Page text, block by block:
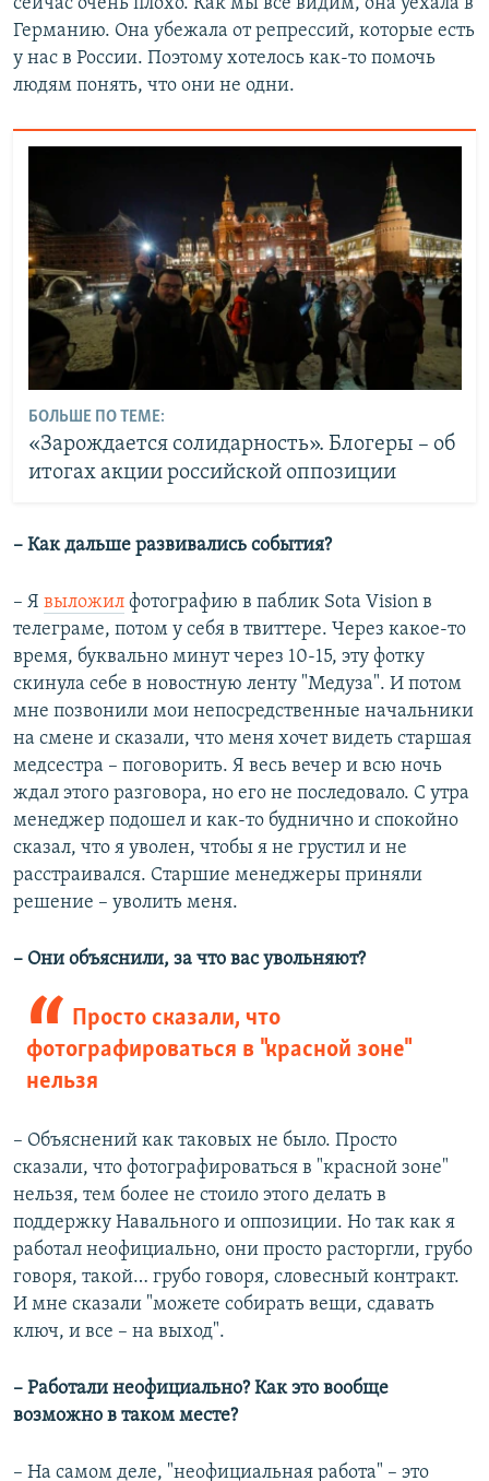
Германию. Она убежала от репрессий, которые есть
у нас в России. Поэтому хотелось как-то помочь
людям понять, что они не одни.
БОЛЬШЕ ПО ТЕМЕ:
«Зарождается солидарность». Блогеры – об
итогах акции российской оппозиции
– Как дальше развивались события?
– Я выложил фотографию в паблик Sota Vision в
телеграме, потом у себя в твиттере. Через какое-то
время, буквально минут через 10-15, эту фотку
скинула себе в новостную ленту "Медуза". И потом
мне позвонили мои непосредственные начальники
на смене и сказали, что меня хочет видеть старшая
медсестра – поговорить. Я весь вечер и всю ночь
ждал этого разговора, но его не последовало. С утра
менеджер подошел и как-то буднично и спокойно
сказал, что я уволен, чтобы я не грустил и не
расстраивался. Старшие менеджеры приняли
решение – уволить меня.
– Они объяснили, за что вас увольняют?
Просто сказали, что
фотографироваться в "красной зоне"
нельзя
– Объяснений как таковых не было. Просто
сказали, что фотографироваться в "красной зоне"
нельзя, тем более не стоило этого делать в
поддержку Навального и оппозиции. Но так как я
работал неофициально, они просто расторгли, грубо
говоря, такой… грубо говоря, словесный контракт.
И мне сказали "можете собирать вещи, сдавать
ключ, и все – на выход".
– Работали неофициально? Как это вообще
возможно в таком месте?
– На самом деле, "неофициальная работа" – это